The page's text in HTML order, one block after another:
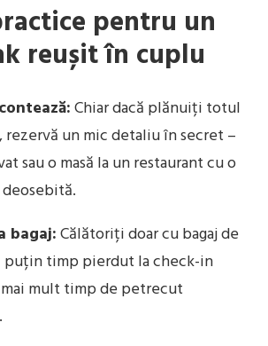
pentru un
reușit în cuplu
Chiar dacă plănuiți totul
rezervă un mic detaliu în secret –
sau o masă la un restaurant cu o
bagaj:Călătoriți doar cu bagaj de
puțin timp pierdut la check-in
mult timp de petrecut